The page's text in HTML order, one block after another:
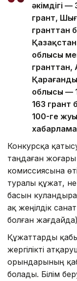
әкімдігі
грант,
гранттан
облысы
гранттан,
облысы —
163 грант
100-ге
Конкурсқа
таңдаған
комиссиясына
туралы құжат,
басын
ақ жеңілдік
болған
Құжаттарды
жергілікті
орындарының
болады. Білім